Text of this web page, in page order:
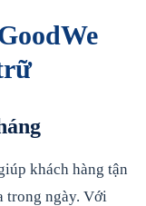
khách hàng tận
trong ngày. Với